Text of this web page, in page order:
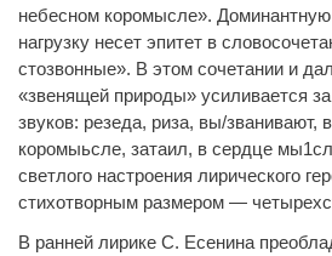
небесном коромысле».
нагрузку несет эпитет в
стозвонные». В этом сочетании и
«звенящей природы» усиливается
звуков: резеда, риза, вы/званивают,
коромыьсле, затаил, в сердце
светлого настроения лирического
стихотворным размером —
В ранней лирике С. Есенина